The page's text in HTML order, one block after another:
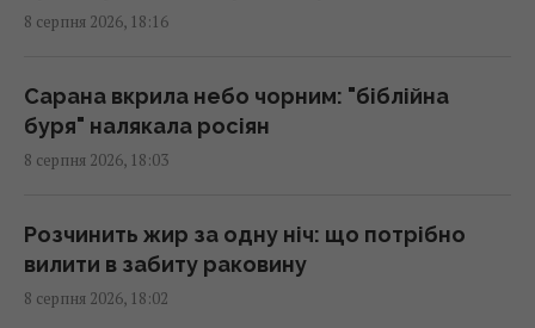
Вівці та віслюк врятували сонячну
особливе завдання
17:16 субота, 08 серпня 2026
Patriot: експерт назвав причини
17:13 субота, 08 серпня 2026
8 серпня 2026, 18:16
Сарана вкрила небо чорним: "біблійна
буря" налякала росіян
8 серпня 2026, 18:03
Розчинить жир за одну ніч: що потрібно
вилити в забиту раковину
8 серпня 2026, 18:02